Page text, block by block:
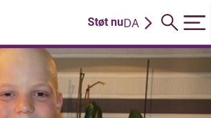
Støt nuDA